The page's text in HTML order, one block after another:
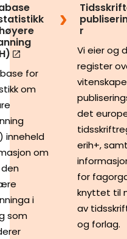
for
om
inneheld
om
i
som
r
Vi eier og
register
det
erih+, samt
for
knyttet til
av
og forlag.